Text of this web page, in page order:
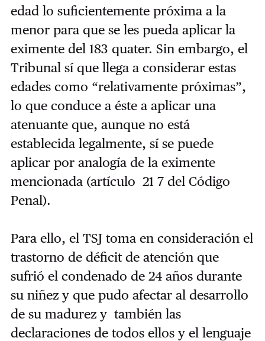
edad lo suficientemente próxima a la
menor para que se les pueda aplicar la
eximente del 183 quater. Sin embargo, el
Tribunal sí que llega a considerar estas
edades como “relativamente próximas”,
lo que conduce a éste a aplicar una
atenuante que, aunque no está
establecida legalmente, sí se puede
aplicar por analogía de la eximente
mencionada (artículo 21 7 del Código
Penal).
Para ello, el TSJ toma en consideración el
trastorno de déficit de atención que
sufrió el condenado de 24 años durante
su niñez y que pudo afectar al desarrollo
de su madurez y también las
declaraciones de todos ellos y el lenguaje